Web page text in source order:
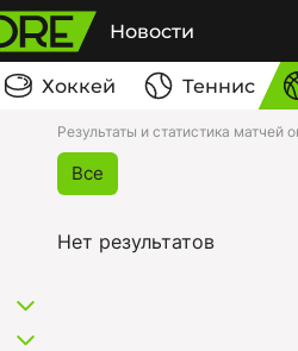
Новости
Хоккей Теннис
Результаты и статистика матчей
Все
Нет результатов